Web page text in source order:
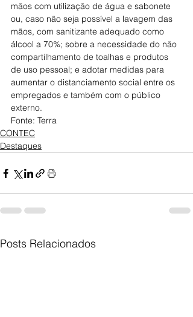
mãos com utilização de água e sabonete
ou, caso não seja possível a lavagem das
mãos, com sanitizante adequado como
álcool a 70%; sobre a necessidade do não
compartilhamento de toalhas e produtos
de uso pessoal; e adotar medidas para
aumentar o distanciamento social entre os
empregados e também com o público
externo.
Fonte: Terra
CONTEC
Destaques
Posts Relacionados